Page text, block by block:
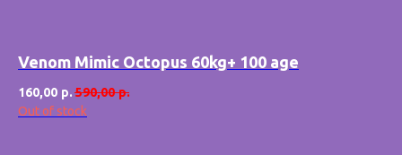
Venom Mimic Octopus 60kg+ 100 age
160,00 р. 590,00 р.
Out of stock